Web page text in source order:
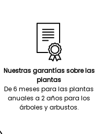
Nuestras garantías sobre las
plantas
De 6 meses para las plantas
anuales a 2 años para los
árboles y arbustos.